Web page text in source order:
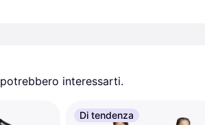
interessarti.
Di tendenza